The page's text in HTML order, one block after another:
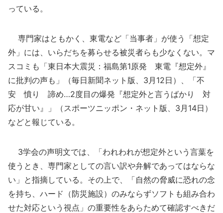
っている。
専門家はともかく、東電など「当事者」が使う「想定
外」には、いらだちを募らせる被災者らも少なくない。マ
スコミも「東日本大震災：福島第1原発 東電『想定外』
に批判の声も」（毎日新聞ネット版、3月12日）、「不
安 憤り 諦め…2度目の爆発『想定外と言うばかり 対
応が甘い』」（スポーツニッポン・ネット版、3月14日）
などと報じている。
3学会の声明文では、「われわれが想定外という言葉を
使うとき、専門家としての言い訳や弁解であってはならな
い」と指摘している。その上で、「自然の脅威に恐れの念
を持ち、ハード（防災施設）のみならずソフトも組み合わ
せた対応という視点」の重要性をあらためて確認すべきだ